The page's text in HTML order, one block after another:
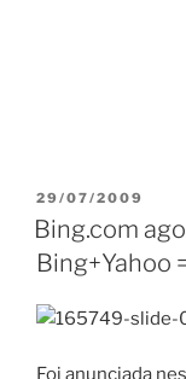
PUBLICADO
EM
29/07/2009
Bing.com
Bing+Yahoo
Foi anunciada